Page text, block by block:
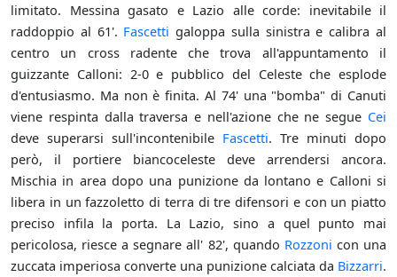
limitato. Messina gasato e Lazio alle corde: inevitabile il
raddoppio al 61'. Fascetti galoppa sulla sinistra e calibra al
centro un cross radente che trova all'appuntamento il
guizzante Calloni: 2-0 e pubblico del Celeste che esplode
d'entusiasmo. Ma non è finita. Al 74' una "bomba" di Canuti
viene respinta dalla traversa e nell'azione che ne segue Cei
deve superarsi sull'incontenibile Fascetti. Tre minuti dopo
però, il portiere biancoceleste deve arrendersi ancora.
Mischia in area dopo una punizione da lontano e Calloni si
libera in un fazzoletto di terra di tre difensori e con un piatto
preciso infila la porta. La Lazio, sino a quel punto mai
pericolosa, riesce a segnare all' 82', quando Rozzoni con una
zuccata imperiosa converte una punizione calciata da Bizzarri.